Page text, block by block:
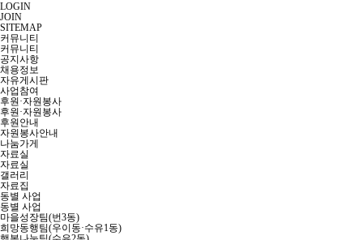
LOGIN
JOIN
SITEMAP
커뮤니티
커뮤니티
공지사항
채용정보
자유게시판
사업참여
후원·자원봉사
후원·자원봉사
후원안내
자원봉사안내
나눔가게
자료실
자료실
갤러리
자료집
동별 사업
동별 사업
마을성장팀(번3동)
희망동행팀(우이동·수유1동)